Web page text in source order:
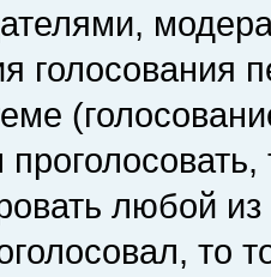
голосования
любой
то